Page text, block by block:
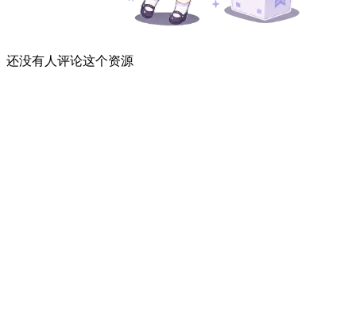
还没有人评论这个资源